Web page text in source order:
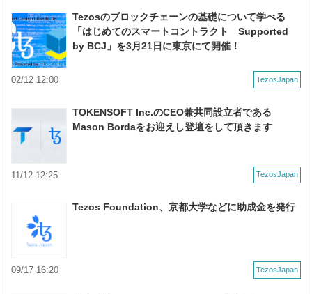
Tezosのブロックチェーンの基礎について学べる
「はじめてのスマートコントラクト Supported
by BCJ」を3月21日に東京にて開催！
TezosJapan
02/12 12:00
TOKENSOFT Inc.のCEO兼共同設立者である
Mason Bordaをお迎えし登壇をして頂きます
TezosJapan
11/12 12:25
Tezos Foundation、京都大学などに助成金を発行
TezosJapan
09/17 16:20